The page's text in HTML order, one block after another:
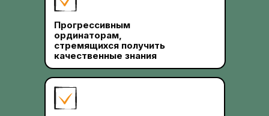
Прогрессивным
ординаторам,
стремящихся получить
качественные знания